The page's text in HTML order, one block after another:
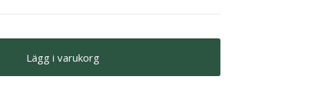
Lägg i varukorg